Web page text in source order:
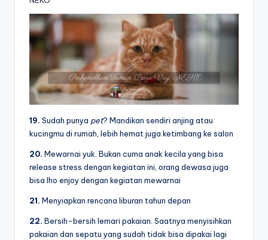
19. Sudah punya pet? Mandikan sendiri anjing atau
kucingmu di rumah, lebih hemat juga ketimbang ke salon
20. Mewarnai yuk. Bukan cuma anak kecila yang bisa
release stress dengan kegiatan ini, orang dewasa juga
bisa lho enjoy dengan kegiatan mewarnai
21. Menyiapkan rencana liburan tahun depan
22. Bersih-bersih lemari pakaian. Saatnya menyisihkan
pakaian dan sepatu yang sudah tidak bisa dipakai lagi